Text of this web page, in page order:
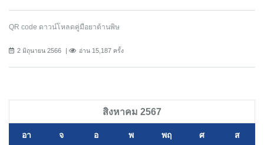
QR code ดาวน์โหลดคู่มือยาต้านพิษ
2 มิถุนายน 2566 อ่าน 15,187 ครั้ง
สิงหาคม 2567
อา จ อ พ พฤ ศ ส